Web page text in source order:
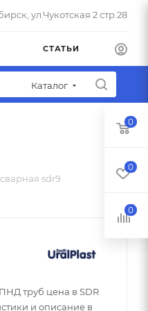
ул.Чукотская 2 стр.28
СТАТЬИ
Каталог
sdr9
цена в SDR
и описание в
0
0
0